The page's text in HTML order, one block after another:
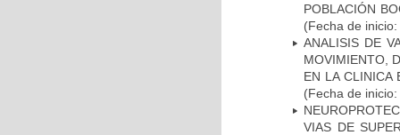
POBLACIÓN
(Fecha de
ANALISIS DE
MOVIMIENTO,
EN LA CLINICA
(Fecha de
VIAS DE